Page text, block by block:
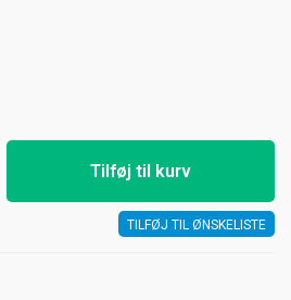
Tilføj til kurv
TILFØJ TIL ØNSKELISTE